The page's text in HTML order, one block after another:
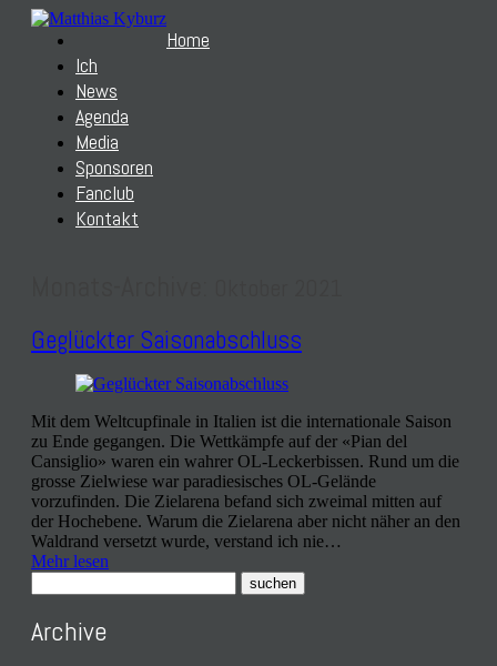
Home
Ich
News
Agenda
Media
Sponsoren
Fanclub
Kontakt
Geglückter Saisonabschluss
Mit dem Weltcupfinale in Italien ist die internationale Saison
zu Ende gegangen. Die Wettkämpfe auf der «Pian del
Cansiglio» waren ein wahrer OL-Leckerbissen. Rund um die
grosse Zielwiese war paradiesisches OL-Gelände
vorzufinden. Die Zielarena befand sich zweimal mitten auf
der Hochebene. Warum die Zielarena aber nicht näher an den
Waldrand versetzt wurde, verstand ich nie…
Mehr lesen
Archive